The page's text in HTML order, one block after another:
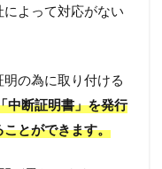
よって対応がない
の為に取り付ける
中断証明書」を発行
ことができます。